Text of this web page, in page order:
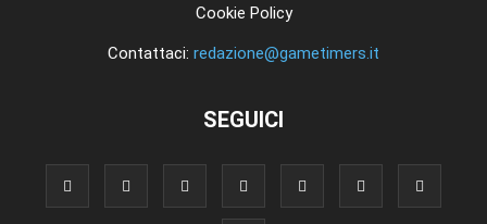
Cookie Policy
Contattaci: redazione@gametimers.it
SEGUICI